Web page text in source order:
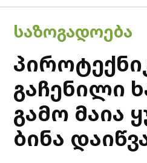
POSTED
IN
ᲡᲐᲖᲝᲒᲐᲓᲝᲔᲑᲐ
გაჩენილი
გამო მაია
ბინა